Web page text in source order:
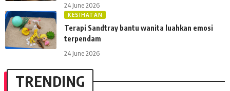
24 June 2026
KESIHATAN
Terapi Sandtray bantu wanita luahkan emosi
terpendam
24 June 2026
TRENDING